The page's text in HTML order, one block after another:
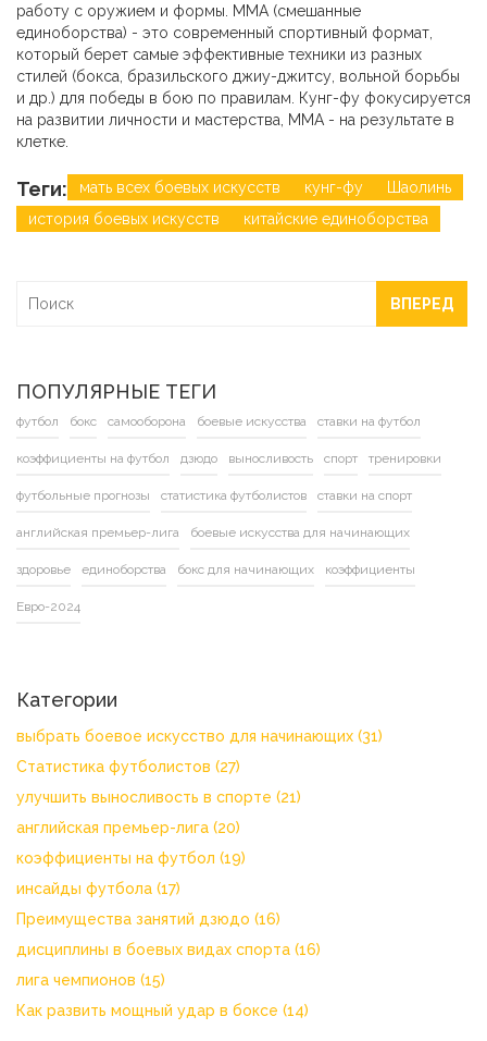
работу с оружием и формы. ММА (смешанные
единоборства) - это современный спортивный формат,
который берет самые эффективные техники из разных
стилей (бокса, бразильского джиу-джитсу, вольной борьбы
и др.) для победы в бою по правилам. Кунг-фу фокусируется
на развитии личности и мастерства, ММА - на результате в
клетке.
Теги: мать всех боевых искусств кунг-фу
Шаолинь
история боевых искусств
китайские единоборства
ВПЕРЕД
ПОПУЛЯРНЫЕ ТЕГИ
футбол бокс самооборона боевые искусства ставки на футбол
коэффициенты на футбол дзюдо выносливость спорт тренировки
футбольные прогнозы статистика футболистов ставки на спорт
английская премьер-лига боевые искусства для начинающих
здоровье единоборства бокс для начинающих коэффициенты
Евро-2024
Категории
выбрать боевое искусство для начинающих (31)
Статистика футболистов (27)
улучшить выносливость в спорте (21)
английская премьер-лига (20)
коэффициенты на футбол (19)
инсайды футбола (17)
Преимущества занятий дзюдо (16)
дисциплины в боевых видах спорта (16)
лига чемпионов (15)
Как развить мощный удар в боксе (14)